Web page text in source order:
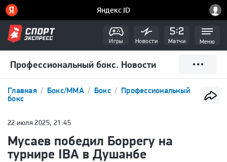
Игры Новости Матчи Меню
Профессиональный бокс. Новости
Главная Бокс/ММА Бокс
Профессиональный
бокс
22 июля 2025, 21:45
Мусаев победил Боррегу на
турнире IBA в Душанбе